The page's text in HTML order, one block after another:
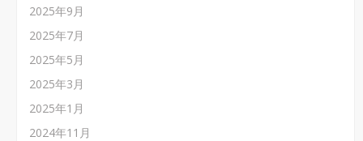
2025年9月
2025年7月
2025年5月
2025年3月
2025年1月
2024年11月